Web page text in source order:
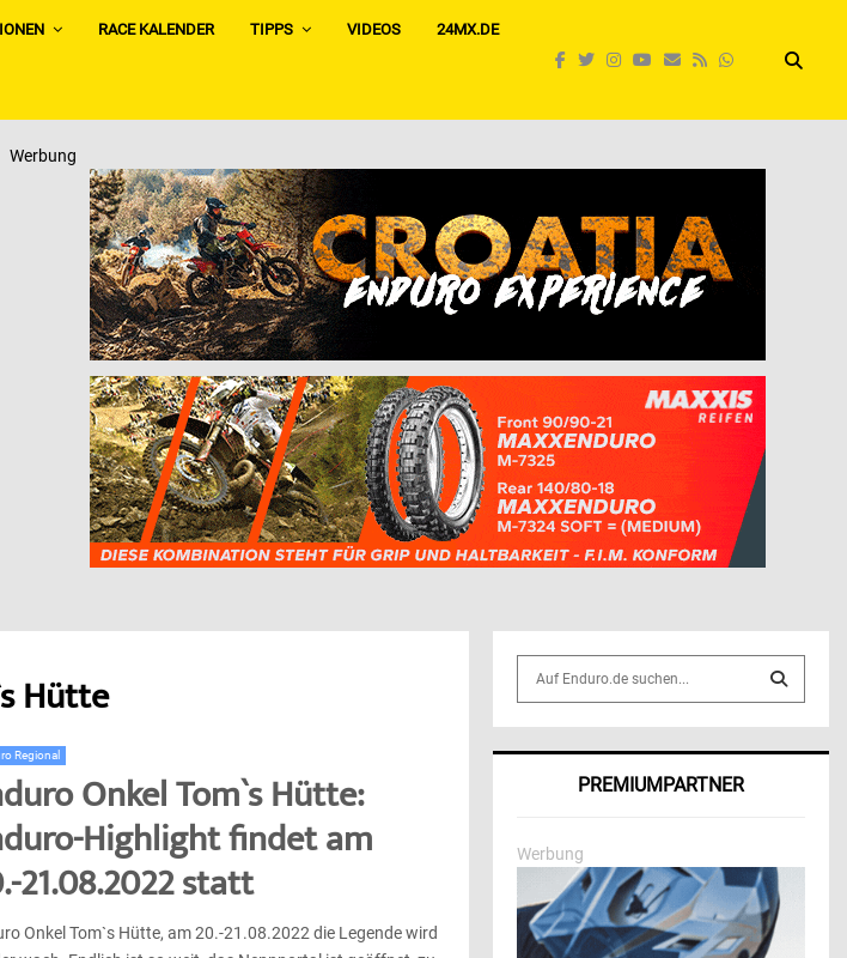
RACE KALENDER TIPPS VIDEOS 24MX.DE
Werbung
Hütte
Regional
Onkel Tom`s Hütte:
Highlight findet am
21.08.2022 statt
Onkel Tom`s Hütte, am 20.-21.08.2022 die Legende wird
o
r
S
R
C
PREMIUMPARTNER
Werbung